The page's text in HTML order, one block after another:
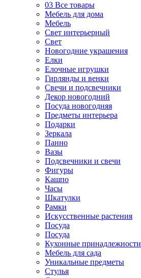
03 Все товары
Мебель для дома
Мебель
Свет интерьерный
Свет
Новогодние украшения
Елки
Елочные игрушки
Гирлянды и венки
Свечи и подсвечники
Декор новогодний
Посуда новогодняя
Предметы интерьера
Подарки
Зеркала
Панно
Вазы
Подсвечники и свечи
Фигуры
Кашпо
Часы
Шкатулки
Рамки
Искусственные растения
Посуда
Посуда
Кухонные принадлежности
Мебель для сада
Уникальные предметы
Стулья